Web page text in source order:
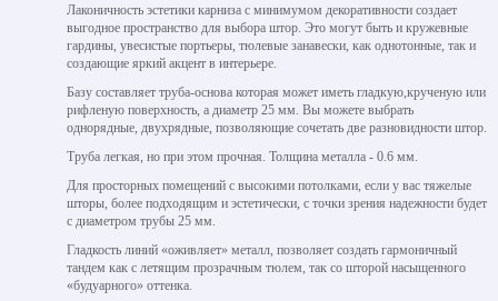
Лаконичность эстетики карниза с минимумом декоративности создает
выгодное пространство для выбора штор. Это могут быть и кружевные
гардины, увесистые портьеры, тюлевые занавески, как однотонные, так и
создающие яркий акцент в интерьере.
Базу составляет труба-основа которая может иметь гладкую,крученую или
рифленую поверхность, а диаметр 25 мм. Вы можете выбрать
однорядные, двухрядные, позволяющие сочетать две разновидности штор.
Труба легкая, но при этом прочная. Толщина металла - 0.6 мм.
Для просторных помещений с высокими потолками, если у вас тяжелые
шторы, более подходящим и эстетически, с точки зрения надежности будет
с диаметром трубы 25 мм.
Гладкость линий «оживляет» металл, позволяет создать гармоничный
тандем как с летящим прозрачным тюлем, так со шторой насыщенного
«будуарного» оттенка.